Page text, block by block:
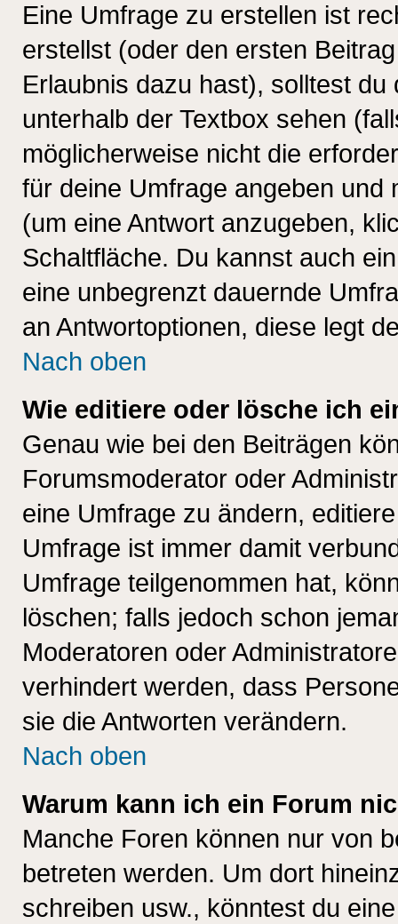
Eine Umfrage zu erstellen ist
erstellst (oder den ersten
Erlaubnis dazu hast), solltest
unterhalb der Textbox sehen
möglicherweise nicht die
für deine Umfrage angeben und
(um eine Antwort anzugeben,
Schaltfläche. Du kannst auch
eine unbegrenzt dauernde
an Antwortoptionen, diese legt
Nach oben
Wie editiere oder lösche ich
Genau wie bei den Beiträgen
Forumsmoderator oder
eine Umfrage zu ändern,
Umfrage ist immer damit
Umfrage teilgenommen hat,
löschen; falls jedoch schon
Moderatoren oder
verhindert werden, dass
sie die Antworten verändern.
Nach oben
Warum kann ich ein Forum
Manche Foren können nur von
betreten werden. Um dort
schreiben usw., könntest du